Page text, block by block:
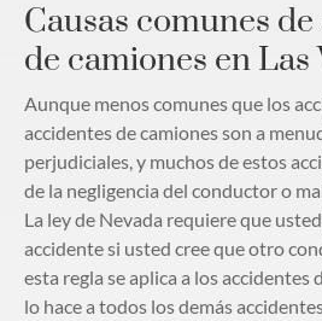
Causas comunes
de camiones en Las
Aunque menos comunes que los
accidentes de camiones son a
perjudiciales, y muchos de estos
de la negligencia del conductor o
La ley de Nevada requiere que
accidente si usted cree que otro
esta regla se aplica a los accidentes
lo hace a todos los demás